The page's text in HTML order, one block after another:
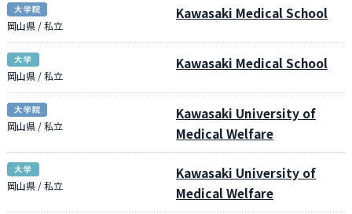
岡山県 / 私立
Kawasaki Medical School
岡山県 / 私立
Kawasaki Medical School
岡山県 / 私立
Kawasaki University of
Medical Welfare
岡山県 / 私立
Kawasaki University of
Medical Welfare